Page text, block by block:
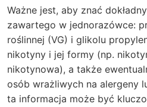
Ważne jest, aby znać
zawartego w jednorazówce:
roślinnej (VG) i glikolu
nikotyny i jej formy (np.
nikotynowa), a także
osób wrażliwych na alergeny
ta informacja może być